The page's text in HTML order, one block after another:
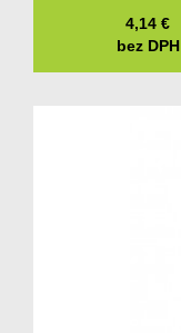
4,14 €
bez DPH